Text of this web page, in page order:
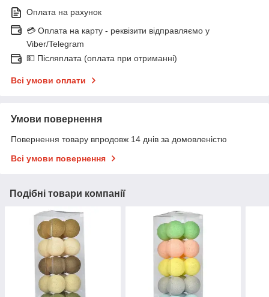
Оплата на рахунок
💳 Оплата на карту - реквізити відправляємо у
Viber/Telegram
💵 Післяплата (оплата при отриманні)
Всі умови оплати
Умови повернення
Повернення товару впродовж 14 днів за домовленістю
Всі умови повернення
Подібні товари компанії